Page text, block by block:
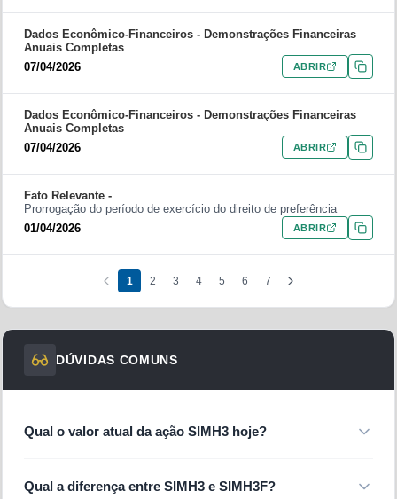
Dados Econômico-Financeiros - Demonstrações Financeiras
Anuais Completas
07/04/2026
ABRIR
Dados Econômico-Financeiros - Demonstrações Financeiras
Anuais Completas
07/04/2026
ABRIR
Fato Relevante -
Prorrogação do período de exercício do direito de preferência
01/04/2026
ABRIR
1 2 3 4 5 6 7
DÚVIDAS COMUNS
Qual o valor atual da ação SIMH3 hoje?
dosR$ 7,14. Observando o desempenho de médio prazo, a
Qual a diferença entre SIMH3 e SIMH3F?